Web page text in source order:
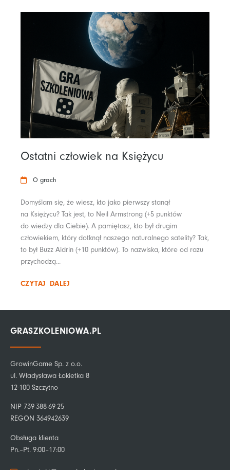
Ostatni człowiek na Księżycu
O grach
Domyślam się, że wiesz, kto jako pierwszy stanął
na Księżycu? Tak jest, to Neil Armstrong (+5 punktów
do wiedzy dla Ciebie). A pamiętasz, kto był drugim
człowiekiem, który dotknął naszego naturalnego satelity? Tak,
to był Buzz Aldrin (+10 punktów). To nazwiska, które od razu
przychodzą...
CZYTAJ DALEJ
GRASZKOLENIOWA.PL
GrowinGame Sp. z o.o.
ul. Władysława Łokietka 8
12-100 Szczytno
NIP 739-388-69-25
REGON 364942639
Obsługa klienta
Pn.–Pt. 9:00–17:00